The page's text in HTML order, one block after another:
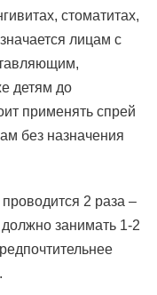
стоматитах,
лицам с
детям до
применять спрей
без назначения
2 раза –
занимать 1-2